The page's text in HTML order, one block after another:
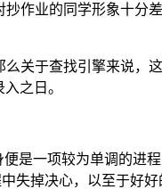
作业的同学形象十分
关于查找引擎来说，
之日。
是一项较为单调的进
失掉决心，以至于好